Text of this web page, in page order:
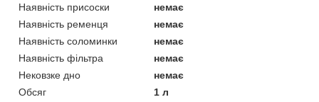
Наявність присоски
немає
Наявність ременця
немає
Наявність соломинки
немає
Наявність фільтра
немає
Нековзке дно
немає
Обсяг
1 л